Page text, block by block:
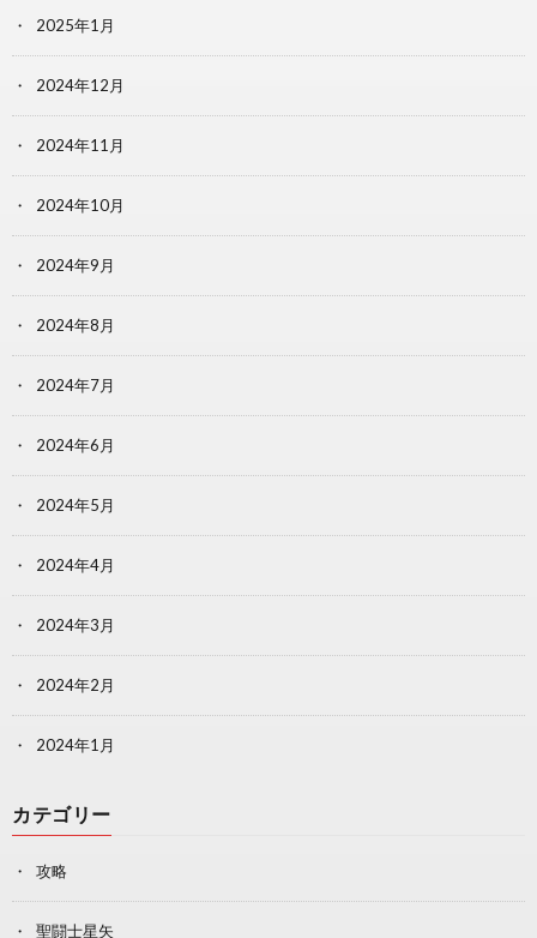
2025年1月
2024年12月
2024年11月
2024年10月
2024年9月
2024年8月
2024年7月
2024年6月
2024年5月
2024年4月
2024年3月
2024年2月
2024年1月
カテゴリー
攻略
聖闘士星矢